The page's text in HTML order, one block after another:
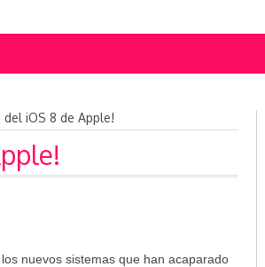
del iOS 8 de Apple!
nuevos sistemas que han acaparado